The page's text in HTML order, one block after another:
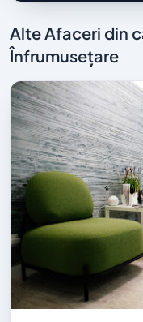
Alte Afaceri din
Înfrumusețare